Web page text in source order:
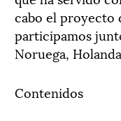
cabo el proyecto
participamos
Noruega,
Contenidos